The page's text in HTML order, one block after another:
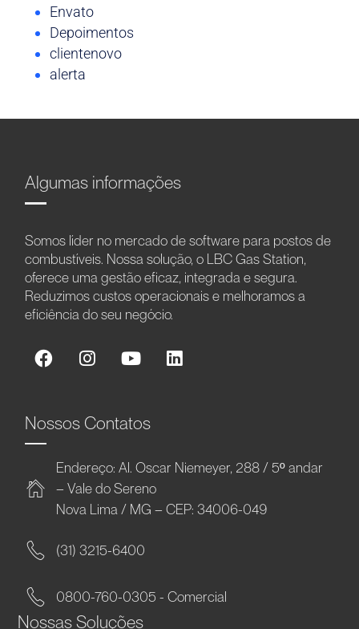
Envato
Depoimentos
clientenovo
alerta
Algumas informações
Somos líder no mercado de software para postos de
combustíveis. Nossa solução, o LBC Gas Station,
oferece uma gestão eficaz, integrada e segura.
Reduzimos custos operacionais e melhoramos a
eficiência do seu negócio.
Nossos Contatos
Endereço: Al. Oscar Niemeyer, 288 / 5º andar
– Vale do Sereno
Nova Lima / MG – CEP: 34006-049
(31) 3215-6400
0800-760-0305 - Comercial
Nossas Soluções